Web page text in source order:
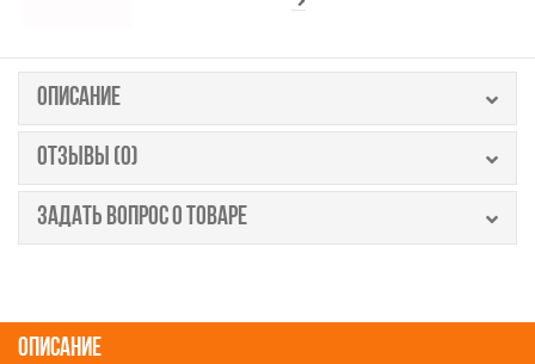
ОПИСАНИЕ
ОТЗЫВЫ (0)
ЗАДАТЬ ВОПРОС О ТОВАРЕ
ОПИСАНИЕ